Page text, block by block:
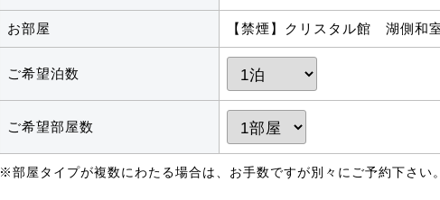
お部屋 【禁煙】クリスタル館 湖側和
ご希望泊数
ご希望部屋数
※部屋タイプが複数にわたる場合は、お手数ですが別々にご予約下さい